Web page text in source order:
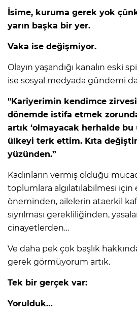
İsime, kuruma gerek yok
yarın başka bir yer.
Vaka ise değişmiyor.
Olayın yaşandığı kanalın eski
ise sosyal medyada gündemi
"Kariyerimin kendimce
dönemde istifa etmek
artık ‘olmayacak herhalde bu
ülkeyi terk ettim. Kıta
yüzünden.”
Kadınların vermiş olduğu
toplumlara algılatılabilmesi
öneminden, ailelerin ataerkil
sıyrılması gerekliliğinden,
cinayetlerden…
Ve daha pek çok başlık
gerek görmüyorum artık.
Tek bir gerçek var:
Yorulduk…